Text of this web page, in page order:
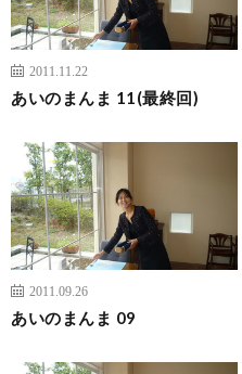
2011.11.22
あいのまんま 11(最終回)
2011.09.26
あいのまんま 09